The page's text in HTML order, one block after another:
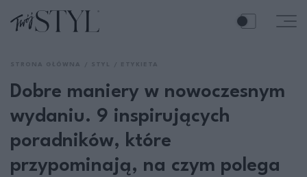
Dobre maniery w nowoczesnym
wydaniu. 9 inspirujących
poradników, które
przypominają, na czym polega